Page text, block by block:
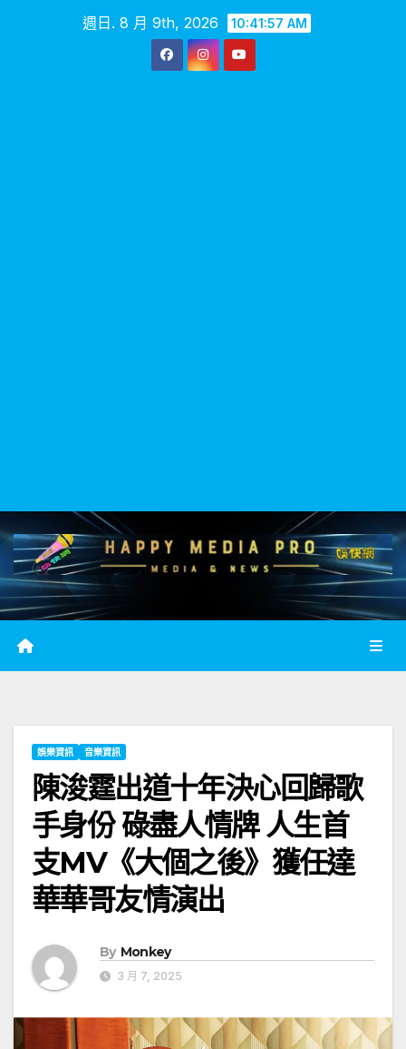
週日. 8 月 9th, 2026 10:41:58 AM
娛樂資訊 音樂資訊
陳浚霆出道十年決心回歸歌
手身份 碌盡人情牌 人生首
支MV《大個之後》獲任達
華華哥友情演出
By Monkey
3 月 7, 2025